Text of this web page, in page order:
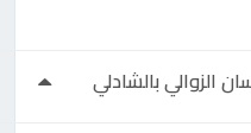
الزوالي بالشادلي